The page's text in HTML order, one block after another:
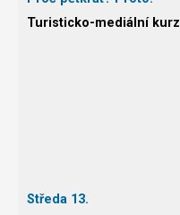
Turisticko-mediální kurz
Středa 13.